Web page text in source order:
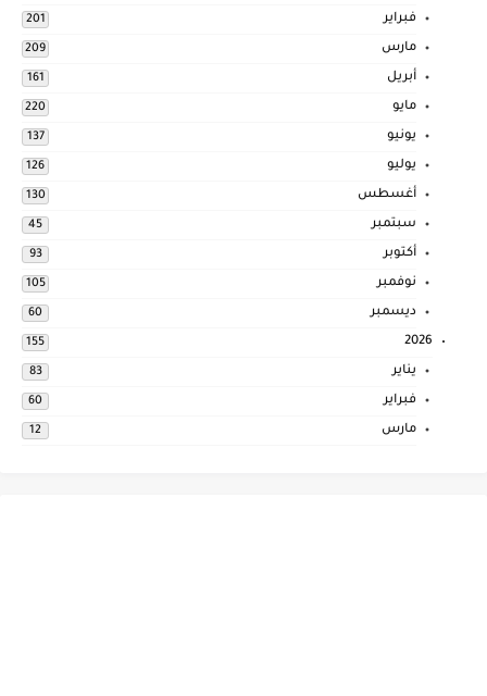
فبراير 201
مارس 209
أبريل 161
مايو 220
يونيو 137
يوليو 126
أغسطس 130
سبتمبر 45
أكتوبر 93
نوفمبر 105
ديسمبر 60
2026
155
يناير 83
فبراير 60
مارس 12